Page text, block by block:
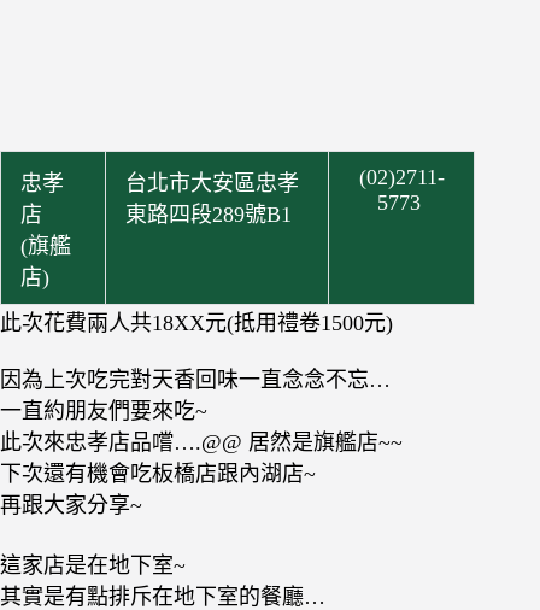
忠孝
店
(旗艦
店)
台北市大安區忠孝
東路四段289號B1
(02)2711-
5773
此次花費兩人共18XX元(抵用禮卷1500元)
因為上次吃完對天香回味一直念念不忘…
一直約朋友們要來吃~
此次來忠孝店品嚐….@@ 居然是旗艦店~~
下次還有機會吃板橋店跟內湖店~
再跟大家分享~
這家店是在地下室~
其實是有點排斥在地下室的餐廳…